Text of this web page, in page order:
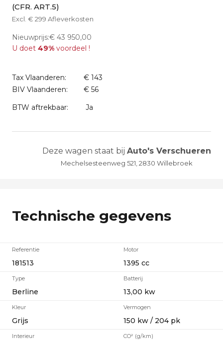
(CFR. ART.5)
Excl. € 299 Afleverkosten
Nieuwprijs:€ 43 950,00
U doet 49% voordeel !
Tax Vlaanderen:
€ 143
BIV Vlaanderen:
€ 56
BTW aftrekbaar:
Ja
Deze wagen staat bij Auto's Verschueren
Mechelsesteenweg 521, 2830 Willebroek
Technische gegevens
Referentie
181513
Type
Berline
Kleur
Grijs
Interieur
Motor
1395 cc
Batterij
13,00 kw
Vermogen
150 kw / 204 pk
CO² (g/km)